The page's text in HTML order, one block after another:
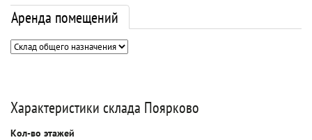
Аренда помещений
Характеристики склада Поярково
Кол-во этажей